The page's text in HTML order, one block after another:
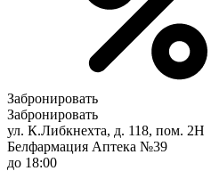
Забронировать
Забронировать
ул. К.Либкнехта, д. 118, пом. 2Н
Белфармация Аптека №39
до 18:00